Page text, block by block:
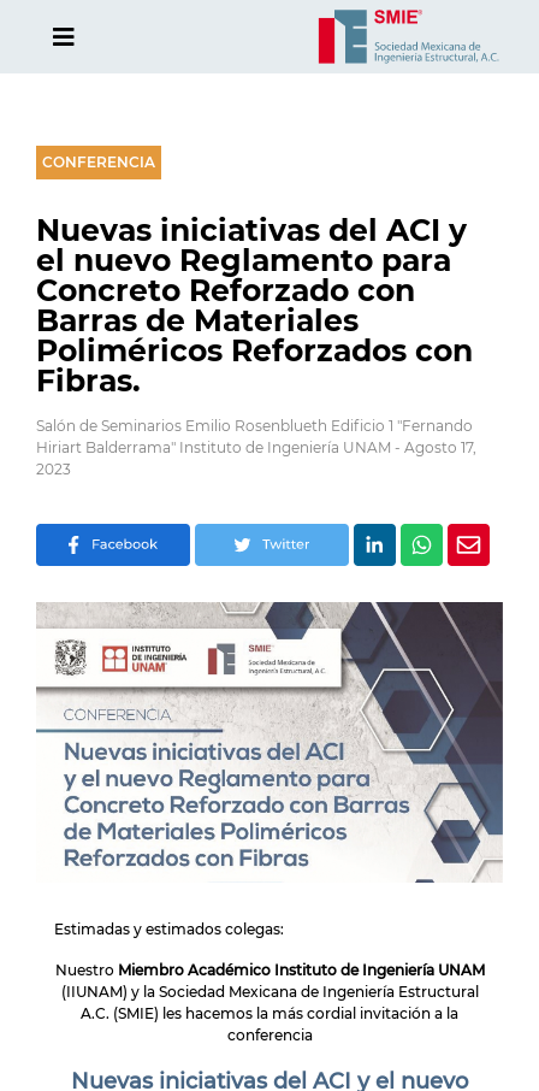
CONFERENCIA
Nuevas iniciativas del ACI y
el nuevo Reglamento para
Concreto Reforzado con
Barras de Materiales
Poliméricos Reforzados con
Fibras.
Salón de Seminarios Emilio Rosenblueth Edificio 1 "Fernando
Hiriart Balderrama" Instituto de Ingeniería UNAM - Agosto 17,
2023
Estimadas y estimados colegas:
Nuestro Miembro Académico Instituto de Ingeniería UNAM
(IIUNAM) y la Sociedad Mexicana de Ingeniería Estructural
A.C. (SMIE) les hacemos la más cordial invitación a la
conferencia
Nuevas iniciativas del ACI y el nuevo